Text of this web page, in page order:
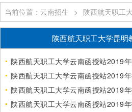
当前位置：云南招生 > 陕西航天职工
陕西航天职工大学昆明
陕西航天职工大学云南函授站2019
陕西航天职工大学云南函授站2019
陕西航天职工大学云南函授站2019
陕西航天职工大学云南函授站2019